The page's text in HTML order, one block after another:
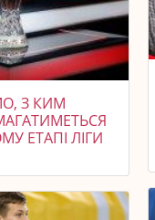
З КИМ
ЕТАПІ ЛІГИ